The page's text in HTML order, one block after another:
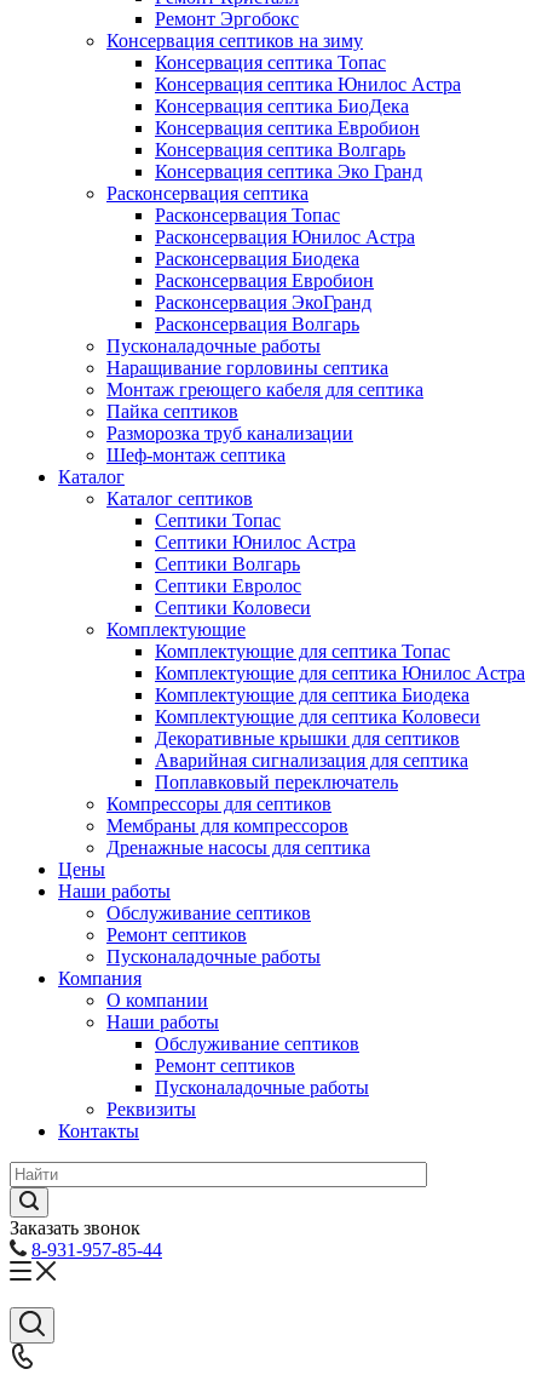
Ремонт Эргобокс
Консервация септиков на зиму
Консервация септика Топас
Консервация септика Юнилос Астра
Консервация септика БиоДека
Консервация септика Евробион
Консервация септика Волгарь
Консервация септика Эко Гранд
Расконсервация септика
Расконсервация Топас
Расконсервация Юнилос Астра
Расконсервация Биодека
Расконсервация Евробион
Расконсервация ЭкоГранд
Расконсервация Волгарь
Пусконаладочные работы
Наращивание горловины септика
Монтаж греющего кабеля для септика
Пайка септиков
Разморозка труб канализации
Шеф-монтаж септика
Каталог
Каталог септиков
Септики Топас
Септики Юнилос Астра
Септики Волгарь
Септики Евролос
Септики Коловеси
Комплектующие
Комплектующие для септика Топас
Комплектующие для септика Юнилос Астра
Комплектующие для септика Биодека
Комплектующие для септика Коловеси
Декоративные крышки для септиков
Аварийная сигнализация для септика
Поплавковый переключатель
Компрессоры для септиков
Мембраны для компрессоров
Дренажные насосы для септика
Цены
Наши работы
Обслуживание септиков
Ремонт септиков
Пусконаладочные работы
Компания
О компании
Наши работы
Обслуживание септиков
Ремонт септиков
Пусконаладочные работы
Реквизиты
Контакты
Заказать звонок
8-931-957-85-44